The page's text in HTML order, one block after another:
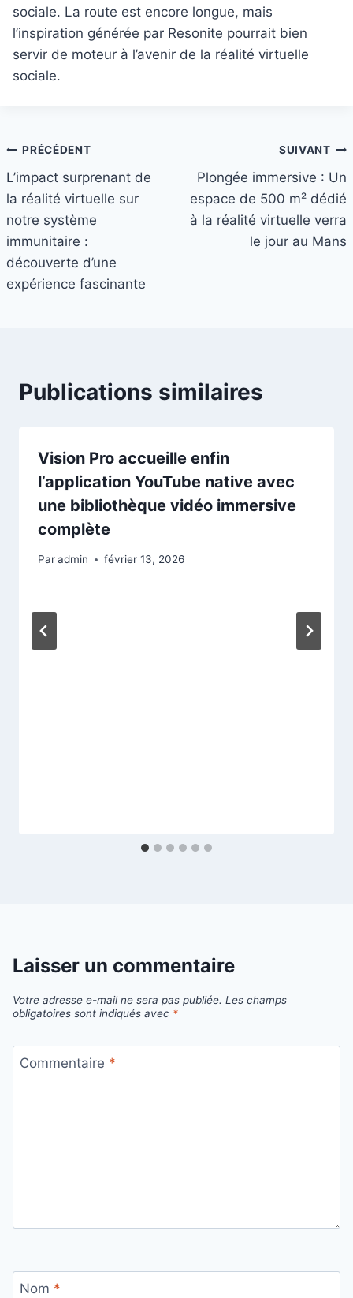
sociale. La route est encore longue, mais
l’inspiration générée par Resonite pourrait bien
servir de moteur à l’avenir de la réalité virtuelle
sociale.
Navigation
de
l’article
PRÉCÉDENT
L’impact surprenant de
la réalité virtuelle sur
notre système
immunitaire :
découverte d’une
expérience fascinante
SUIVANT
Plongée immersive : Un
espace de 500 m² dédié
à la réalité virtuelle verra
le jour au Mans
Publications similaires
Vision Pro accueille enfin
l’application YouTube native avec
une bibliothèque vidéo immersive
complète
Paradmin février 13, 2026
Laisser un commentaire
Votre adresse e-mail ne sera pas publiée. Les champs
obligatoires sont indiqués avec *
Commentaire *
Nom *